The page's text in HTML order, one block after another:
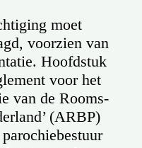
moet
voorzien van
Hoofdstuk
voor het
van de Rooms-
(ARBP)